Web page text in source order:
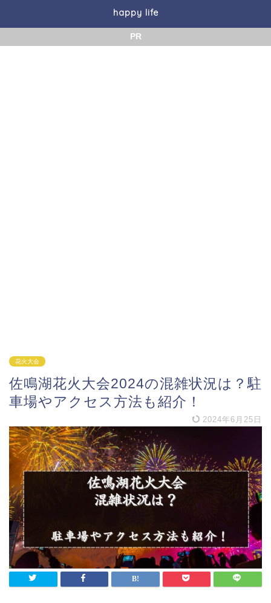
happy life
PR
花火大会
佐鳴湖花火大会2024の混雑状況は？駐
車場やアクセス方法も紹介！
2024年6月25日